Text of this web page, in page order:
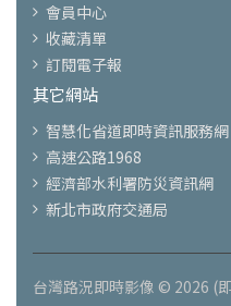
會員中心
收藏清單
訂閱電子報
其它網站
智慧化省道即時資訊服務網
高速公路1968
經濟部水利署防災資訊網
新北市政府交通局
台灣路況即時影像 © 2026 (